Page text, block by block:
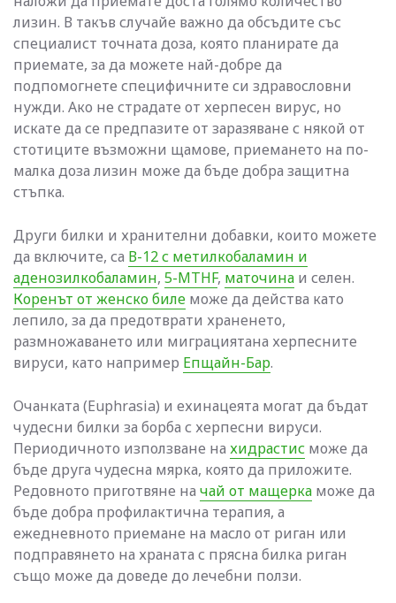
лизин. В такъв случайе важно да обсъдите със
специалист точната доза, която планирате да
приемате, за да можете най-добре да
подпомогнете специфичните си здравословни
нужди. Ако не страдате от херпесен вирус, но
искате да се предпазите от заразяване с някой от
стотиците възможни щамове, приемането на по-
малка доза лизин може да бъде добра защитна
стъпка.
Други билки и хранителни добавки, които можете
да включите, са В-12 с метилкобаламин и
аденозилкобаламин, 5-MTHF, маточина и селен.
Коренът от женско биле може да действа като
лепило, за да предотврати храненето,
размножаването или миграциятана херпесните
вируси, като например Епщайн-Бар.
Очанката (Euphrasia) и ехинацеята могат да бъдат
чудесни билки за борба с херпесни вируси.
Периодичното използване на хидрастис може да
бъде друга чудесна мярка, която да приложите.
Редовното приготвяне на чай от мащерка може да
бъде добра профилактична терапия, а
ежедневното приемане на масло от риган или
подправянето на храната с прясна билка риган
също може да доведе до лечебни ползи.